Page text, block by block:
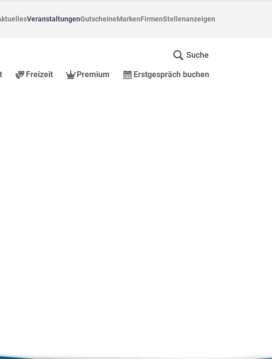
VeranstaltungenGutscheineMarkenFirmenStellenanzeigen
Freizeit Premium Erstgespräch buchen
Suche